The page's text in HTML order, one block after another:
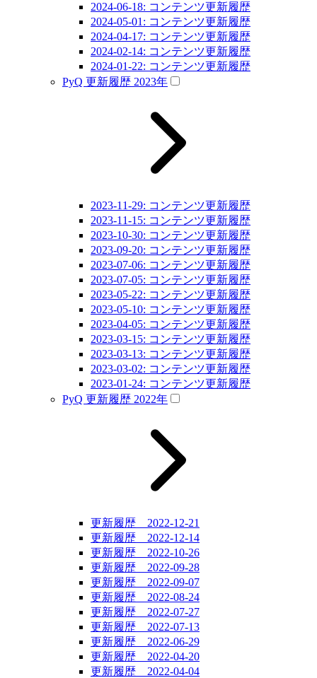
2024-06-18: コンテンツ更新履歴
2024-05-01: コンテンツ更新履歴
2024-04-17: コンテンツ更新履歴
2024-02-14: コンテンツ更新履歴
2024-01-22: コンテンツ更新履歴
PyQ 更新履歴 2023年
2023-11-29: コンテンツ更新履歴
2023-11-15: コンテンツ更新履歴
2023-10-30: コンテンツ更新履歴
2023-09-20: コンテンツ更新履歴
2023-07-06: コンテンツ更新履歴
2023-07-05: コンテンツ更新履歴
2023-05-22: コンテンツ更新履歴
2023-05-10: コンテンツ更新履歴
2023-04-05: コンテンツ更新履歴
2023-03-15: コンテンツ更新履歴
2023-03-13: コンテンツ更新履歴
2023-03-02: コンテンツ更新履歴
2023-01-24: コンテンツ更新履歴
PyQ 更新履歴 2022年
更新履歴 2022-12-21
更新履歴 2022-12-14
更新履歴 2022-10-26
更新履歴 2022-09-28
更新履歴 2022-09-07
更新履歴 2022-08-24
更新履歴 2022-07-27
更新履歴 2022-07-13
更新履歴 2022-06-29
更新履歴 2022-04-20
更新履歴 2022-04-04